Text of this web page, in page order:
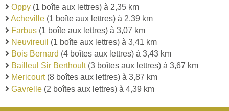
Oppy (1 boîte aux lettres) à 2,35 km
Acheville (1 boîte aux lettres) à 2,39 km
Farbus (1 boîte aux lettres) à 3,07 km
Neuvireuil (1 boîte aux lettres) à 3,41 km
Bois Bernard (4 boîtes aux lettres) à 3,43 km
Bailleul Sir Berthoult(3 boîtes aux lettres) à 3,67 km
Mericourt(8 boîtes aux lettres) à 3,87 km
Gavrelle (2 boîtes aux lettres) à 4,39 km